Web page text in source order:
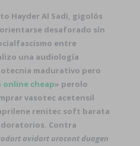
Hayder Al Sadi, gigolós
desaforado sín
entre
una audiología
madurativo pero
online cheap» perolo
vasotec acetensil
renitec soft barata
Contra
avidart urocont duagen